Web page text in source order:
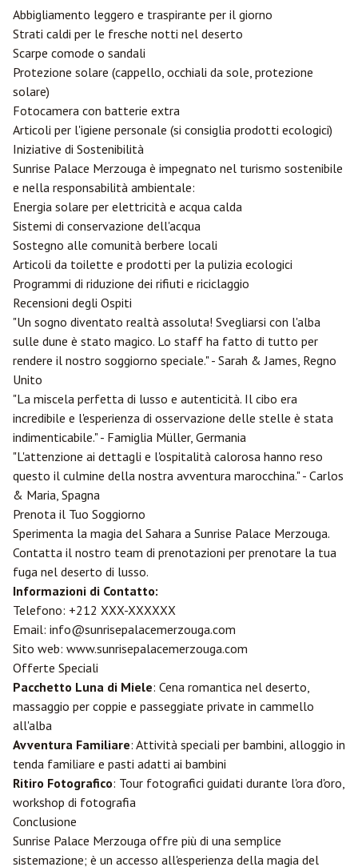
Abbigliamento leggero e traspirante per il giorno
Strati caldi per le fresche notti nel deserto
Scarpe comode o sandali
Protezione solare (cappello, occhiali da sole, protezione
solare)
Fotocamera con batterie extra
Articoli per l'igiene personale (si consiglia prodotti ecologici)
Iniziative di Sostenibilità
Sunrise Palace Merzouga è impegnato nel turismo sostenibile
e nella responsabilità ambientale:
Energia solare per elettricità e acqua calda
Sistemi di conservazione dell'acqua
Sostegno alle comunità berbere locali
Articoli da toilette e prodotti per la pulizia ecologici
Programmi di riduzione dei rifiuti e riciclaggio
Recensioni degli Ospiti
"Un sogno diventato realtà assoluta! Svegliarsi con l'alba
sulle dune è stato magico. Lo staff ha fatto di tutto per
rendere il nostro soggiorno speciale." - Sarah & James, Regno
Unito
"La miscela perfetta di lusso e autenticità. Il cibo era
incredibile e l'esperienza di osservazione delle stelle è stata
indimenticabile." - Famiglia Müller, Germania
"L'attenzione ai dettagli e l'ospitalità calorosa hanno reso
questo il culmine della nostra avventura marocchina." - Carlos
& Maria, Spagna
Prenota il Tuo Soggiorno
Sperimenta la magia del Sahara a Sunrise Palace Merzouga.
Contatta il nostro team di prenotazioni per prenotare la tua
fuga nel deserto di lusso.
Informazioni di Contatto:
Telefono: +212 XXX-XXXXXX
Email: info@sunrisepalacemerzouga.com
Sito web: www.sunrisepalacemerzouga.com
Offerte Speciali
Pacchetto Luna di Miele: Cena romantica nel deserto,
massaggio per coppie e passeggiate private in cammello
all'alba
Avventura Familiare: Attività speciali per bambini, alloggio in
tenda familiare e pasti adatti ai bambini
Ritiro Fotografico: Tour fotografici guidati durante l'ora d'oro,
workshop di fotografia
Conclusione
Sunrise Palace Merzouga offre più di una semplice
sistemazione; è un accesso all'esperienza della magia del